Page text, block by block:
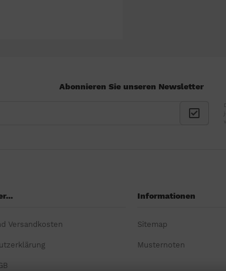
Abonnieren Sie unseren Newsletter
Versandkosten
Informationen
Sitemap
Musternoten